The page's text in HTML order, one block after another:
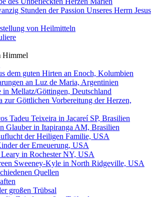
Stunden der Passion Unseres Herrn Jesus
von Heilmitteln
Himmel
dem guten Hirten an Enoch, Kolumbien
an Luz de Maria, Argentinien
in Mellatz/Göttingen, Deutschland
zur Göttlichen Vorbereitung der Herzen,
Tadeu Teixeira in Jacareí SP, Brasilien
Glauber in Itapiranga AM, Brasilien
der Heiligen Familie, USA
der Erneuerung, USA
in Rochester NY, USA
Sweeney-Kyle in North Ridgeville, USA
Quellen
großen Trübsal